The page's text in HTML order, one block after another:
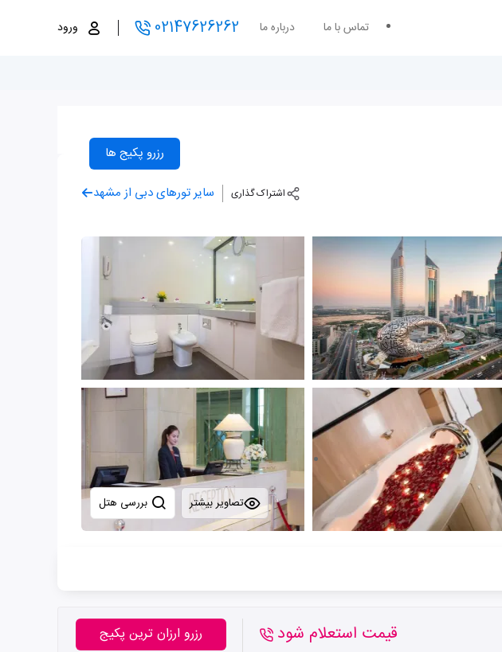
تماس با ما درباره ما 02147626262 ورود
رزرو پکیج ها
اشتراک گذاری سایر تورهای دبی از مشهد
تصاویر بیشتر
قیمت استعلام شود رزرو ارزان ترین پکیج